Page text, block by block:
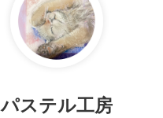
パステル工房